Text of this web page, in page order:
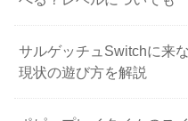
サルゲッチュSwitchに来
現状の遊び方を解説